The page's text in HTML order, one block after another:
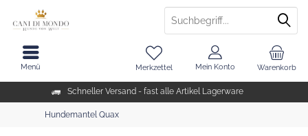
Schneller Versand - fast alle Artikel Lagerware
Warenkorb
Merkzettel Mein Konto
Menü
Hundemantel Quax